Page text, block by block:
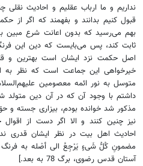
نداريم و ما ارباب عقليم و احاديث نقلى
قبول كنيم بدانند و بفهمند كه اگر از
بهم مى‌رسيد كه بدون اعانت شرع مبين
ثابت كند، پس مى‌بايست كه دين اين
اصل حكمت نزد ايشان است بهترين و
خيرخواهى اين جماعت است كه نظر به
متوسل به نور ائمه معصومين
داشتم با وجود آن كه در آن دين
مذكور شد خوانده بودم، بيزارى جسته و حق
نيز چنين كنند و الا اگر دست از
احاديث اهل بيت در نظر ايشان قدرى
آستان قدس رضوى، برگ 78 به بعد.]